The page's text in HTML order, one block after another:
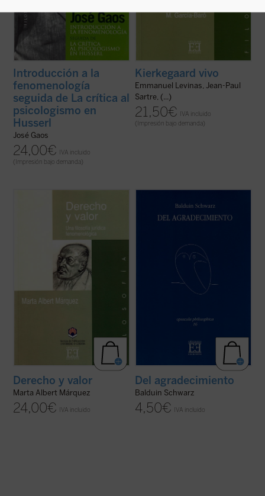
Introducción a la
fenomenología
seguida de La crítica al
psicologismo en
Husserl
José Gaos
24,00€
IVA incluido
(Impresión bajo demanda)
Kierkegaard vivo
Emmanuel Levinas, Jean-Paul
Sartre, (...)
21,50€
IVA incluido
(Impresión bajo demanda)
contiene un
ensayo de fundamentación de una filosofía
del derecho en la fenomenología del filósofo
(ver ficha)
Derecho y valor
Marta Albert Márquez
24,00€ IVA incluido
agradecimiento, que representa algo tan
simple y a la vez tan hondo en el conjunto
de los fenómenos humanos? Para someter
Del agradecimiento
Balduin Schwarz
4,50€ IVA incluido